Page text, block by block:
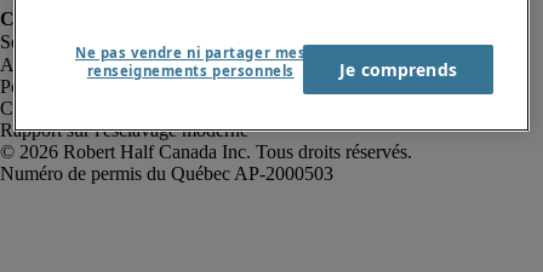
Alerte à la fraude
Politique de confidentialité
Conditions d’utilisation
Rapport sur l'esclavage moderne
Robert Half Canada Inc. Tous droits réservés.
Ne pas vendre ni partager mes
renseignements personnels
Je comprends